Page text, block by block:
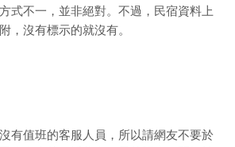
式不一，並非絕對。不過，民宿資料上
，沒有標示的就沒有。
有值班的客服人員，所以請網友不要於